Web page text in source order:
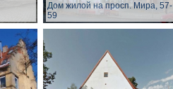
Дом жилой на просп. Мира, 57-
59